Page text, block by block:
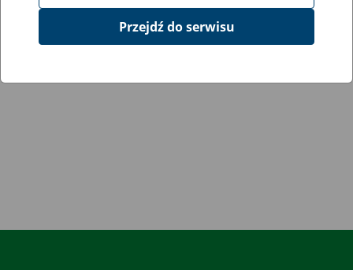
Przejdź do serwisu